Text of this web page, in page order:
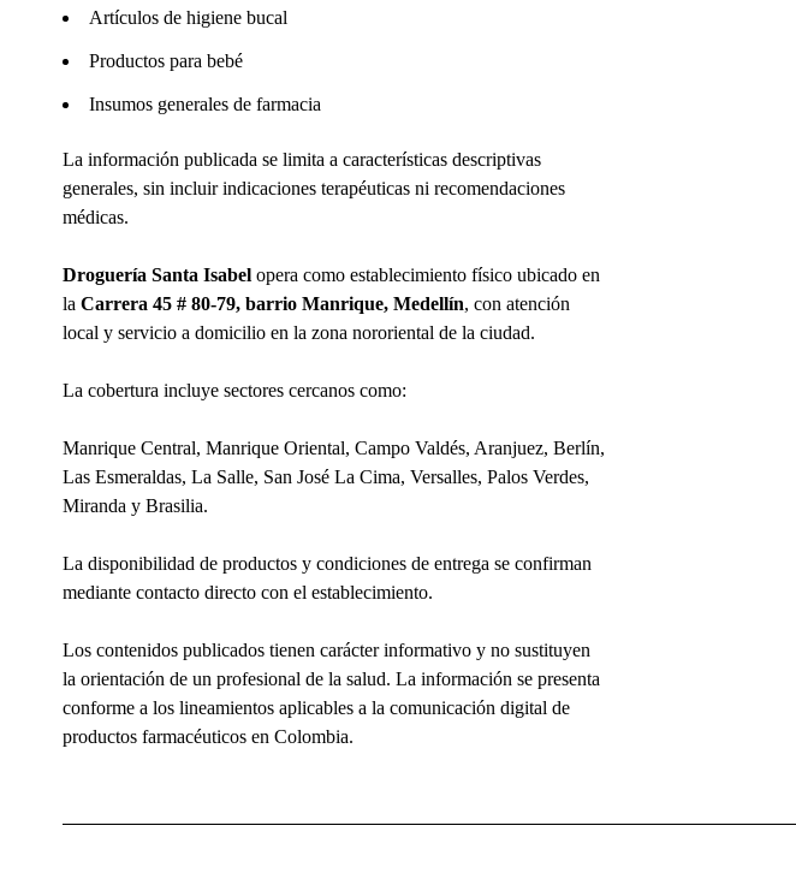
Artículos de higiene bucal
Productos para bebé
Insumos generales de farmacia
La información publicada se limita a características descriptivas
generales, sin incluir indicaciones terapéuticas ni recomendaciones
médicas.
Droguería Santa Isabel opera como establecimiento físico ubicado en
la Carrera 45 # 80-79, barrio Manrique, Medellín, con atención
local y servicio a domicilio en la zona nororiental de la ciudad.
La cobertura incluye sectores cercanos como:
Manrique Central, Manrique Oriental, Campo Valdés, Aranjuez, Berlín,
Las Esmeraldas, La Salle, San José La Cima, Versalles, Palos Verdes,
Miranda y Brasilia.
La disponibilidad de productos y condiciones de entrega se confirman
mediante contacto directo con el establecimiento.
Los contenidos publicados tienen carácter informativo y no sustituyen
la orientación de un profesional de la salud. La información se presenta
conforme a los lineamientos aplicables a la comunicación digital de
productos farmacéuticos en Colombia.